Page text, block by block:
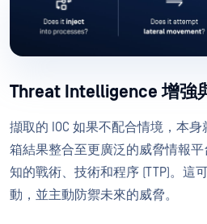
Threat Intelligence 增強
擷取的 IOC 如果不配合情境，本身
箱結果整合至更廣泛的威脅情報平
知的戰術、技術和程序 (TTP)。這
動，並主動防禦未來的威脅。